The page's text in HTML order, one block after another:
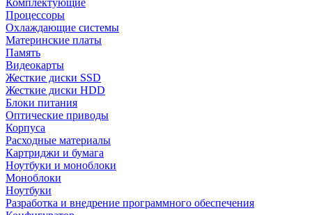
Комплектующие
Процессоры
Охлаждающие системы
Материнские платы
Память
Видеокарты
Жесткие диски SSD
Жесткие диски HDD
Блоки питания
Оптические приводы
Корпуса
Расходные материалы
Картриджи и бумага
Ноутбуки и моноблоки
Моноблоки
Ноутбуки
Разработка и внедрение программного обеспечения